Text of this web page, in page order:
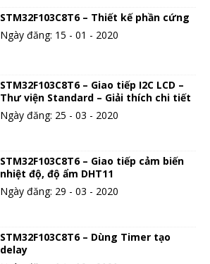
STM32F103C8T6 – Thiết kế phần cứng
Ngày đăng: 15 - 01 - 2020
STM32F103C8T6 – Giao tiếp I2C LCD –
Thư viện Standard – Giải thích chi tiết
Ngày đăng: 25 - 03 - 2020
STM32F103C8T6 – Giao tiếp cảm biến
nhiệt độ, độ ẩm DHT11
Ngày đăng: 29 - 03 - 2020
STM32F103C8T6 – Dùng Timer tạo
delay